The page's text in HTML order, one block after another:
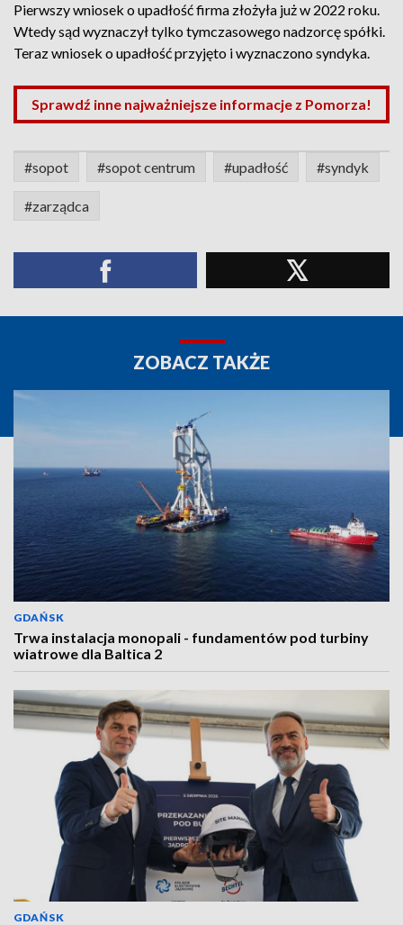
Pierwszy wniosek o upadłość firma złożyła już w 2022 roku.
Wtedy sąd wyznaczył tylko tymczasowego nadzorcę spółki.
Teraz wniosek o upadłość przyjęto i wyznaczono syndyka.
Sprawdź inne najważniejsze informacje z Pomorza!
#sopot #sopot centrum #upadłość #syndyk
#zarządca
ZOBACZ TAKŻE
GDAŃSK
Trwa instalacja monopali - fundamentów pod turbiny
wiatrowe dla Baltica 2
GDAŃSK